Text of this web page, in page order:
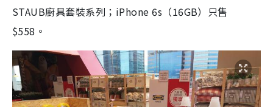
STAUB廚具套裝系列；iPhone 6s（16GB）只售
$558。